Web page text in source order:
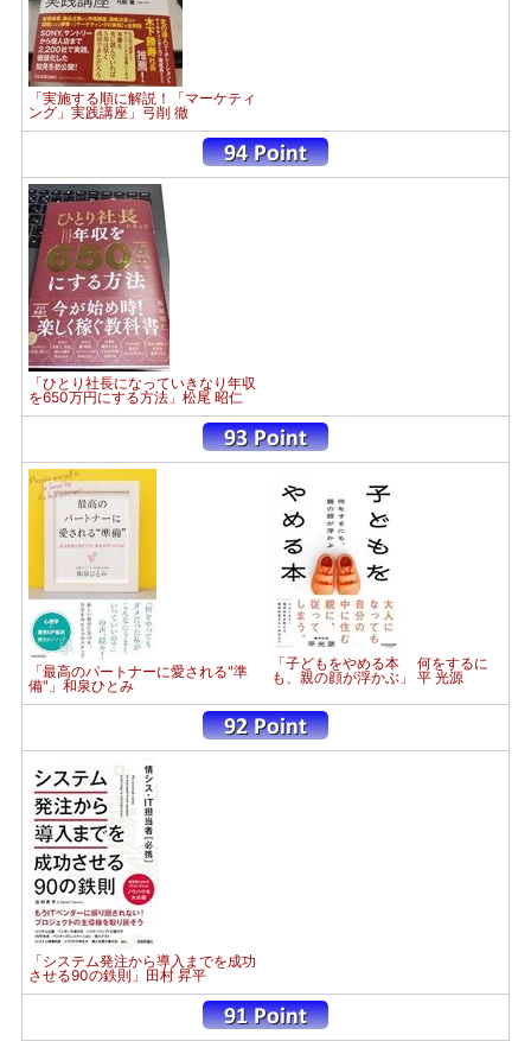
「実施する順に解説！「マーケティ
ング」実践講座」弓削 徹
「ひとり社長になっていきなり年収
を650万円にする方法」松尾 昭仁
「最高のパートナーに愛される"準
備"」和泉ひとみ
「子どもをやめる本 何をするに
も、親の顔が浮かぶ」 平 光源
「システム発注から導入までを成功
させる90の鉄則」田村 昇平